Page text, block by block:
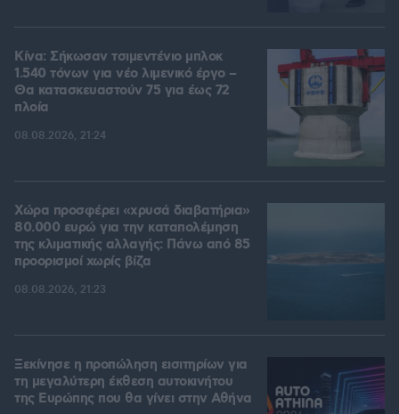
Κίνα: Σήκωσαν τσιμεντένιο μπλοκ
1.540 τόνων για νέο λιμενικό έργο –
Θα κατασκευαστούν 75 για έως 72
πλοία
08.08.2026, 21:24
Χώρα προσφέρει «χρυσά διαβατήρια»
80.000 ευρώ για την καταπολέμηση
της κλιματικής αλλαγής: Πάνω από 85
προορισμοί χωρίς βίζα
08.08.2026, 21:23
Ξεκίνησε η προπώληση εισιτηρίων για
τη μεγαλύτερη έκθεση αυτοκινήτου
της Ευρώπης που θα γίνει στην Αθήνα